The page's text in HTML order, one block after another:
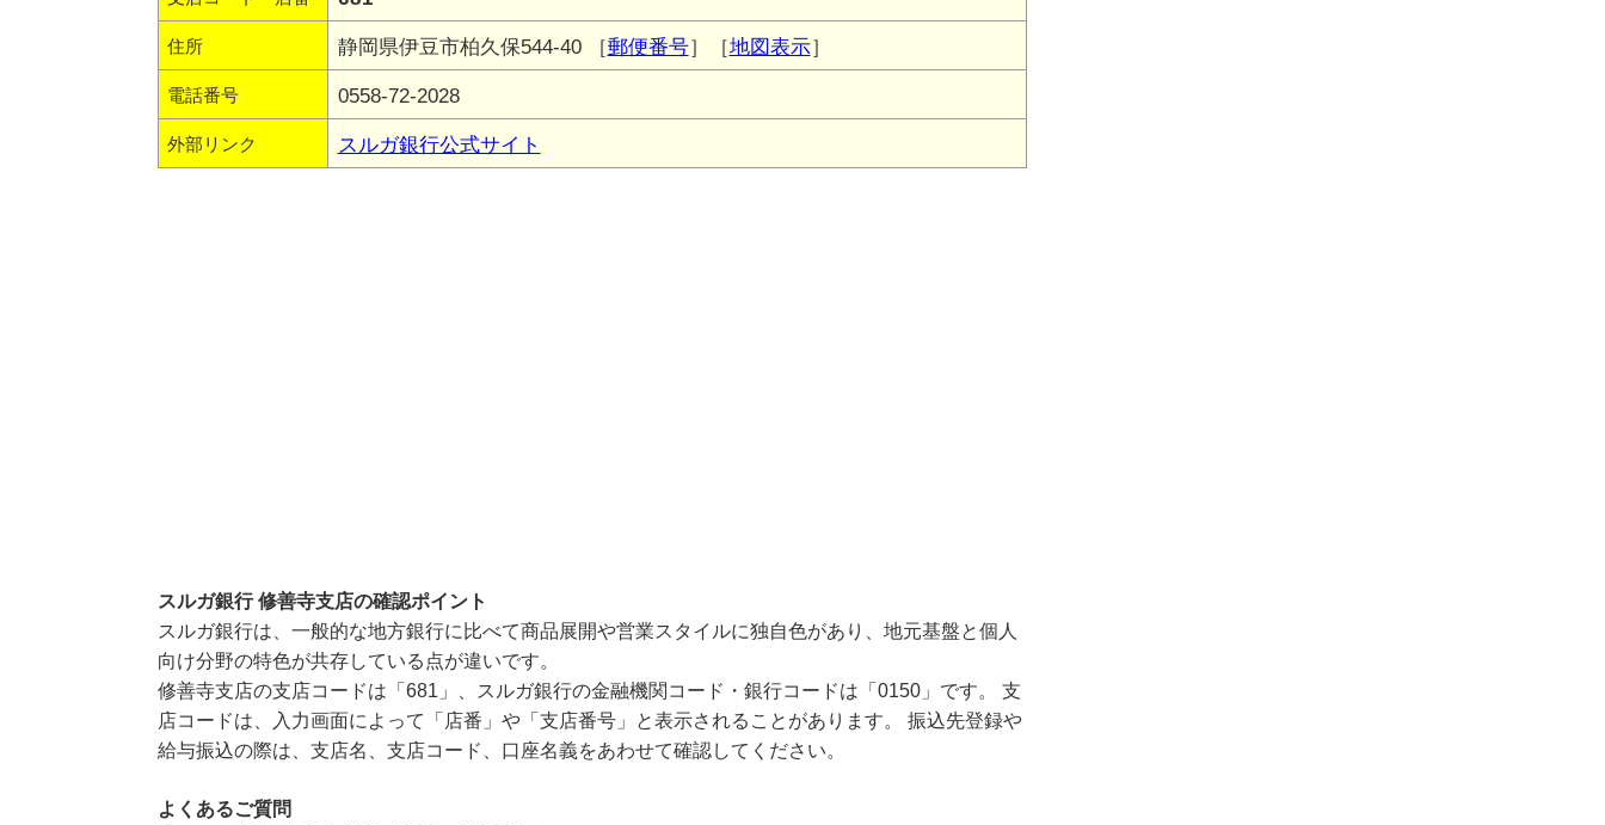
住所 静岡県伊豆市柏久保544-40 ［郵便番号］［地図表示］
電話番号 0558-72-2028
外部リンク スルガ銀行公式サイト
スルガ銀行 修善寺支店の確認ポイント
スルガ銀行は、一般的な地方銀行に比べて商品展開や営業スタイルに独自色があり、地元基盤と個人
向け分野の特色が共存している点が違いです。
修善寺支店の支店コードは「681」、スルガ銀行の金融機関コード・銀行コードは「0150」です。 支
店コードは、入力画面によって「店番」や「支店番号」と表示されることがあります。 振込先登録や
給与振込の際は、支店名、支店コード、口座名義をあわせて確認してください。
よくあるご質問